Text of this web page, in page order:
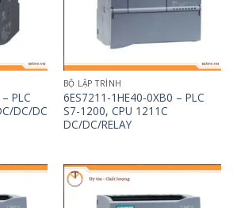
PLC
DC/DC
BỘ LẬP TRÌNH
6ES7211-1HE40-0XB0 – PLC
S7-1200, CPU 1211C
DC/DC/RELAY